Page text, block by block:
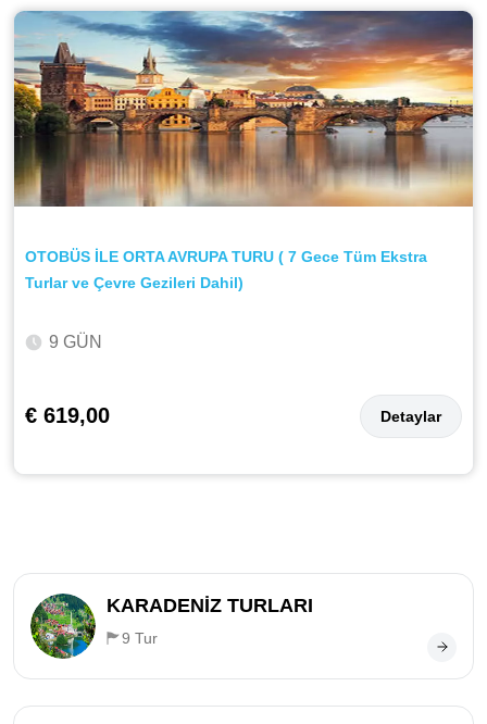
OTOBÜS İLE ORTA AVRUPA TURU ( 7 Gece Tüm Ekstra
Turlar ve Çevre Gezileri Dahil)
9 GÜN
€ 619,00 Detaylar
KARADENİZ TURLARI
9 Tur